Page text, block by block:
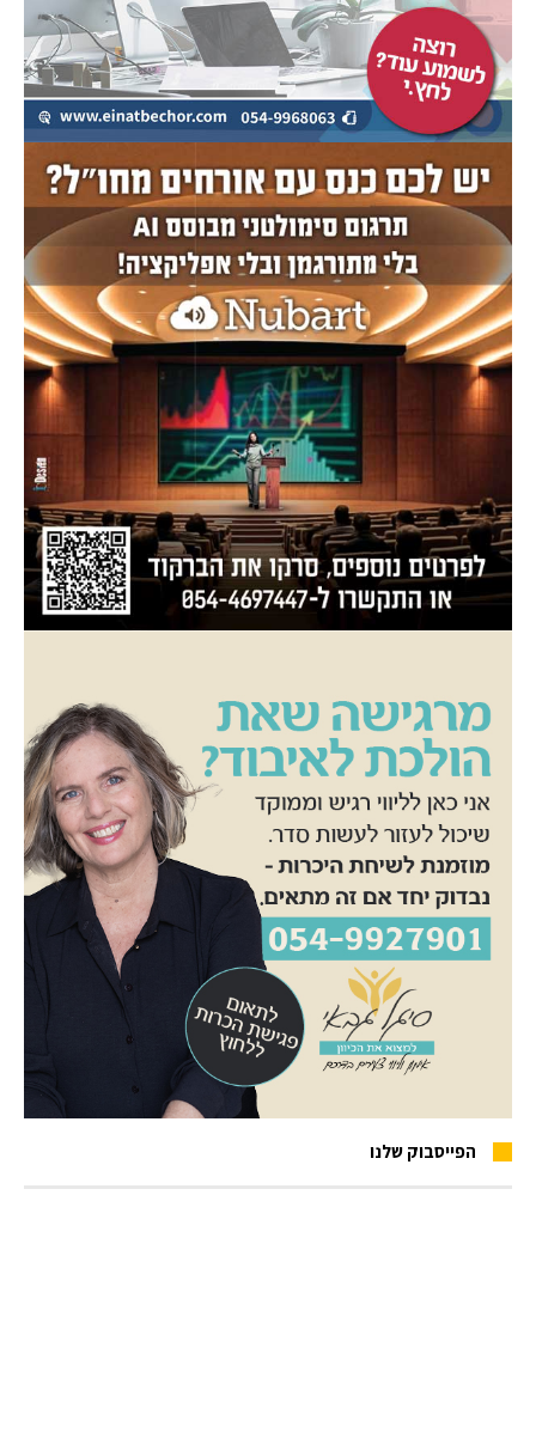
הפייסבוק שלנו